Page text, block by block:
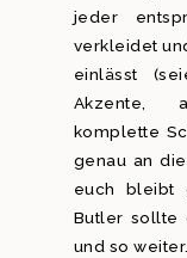
jeder
verkleidet
einlässt
Akzente,
komplette
genau an
euch bleibt
Butler sollte
und so weiter.